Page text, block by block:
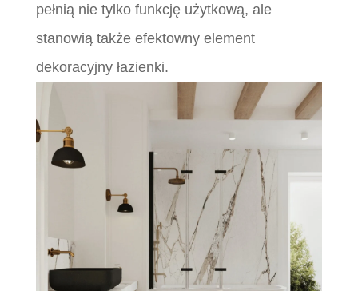
pełnią nie tylko funkcję użytkową, ale
stanowią także efektowny element
dekoracyjny łazienki.